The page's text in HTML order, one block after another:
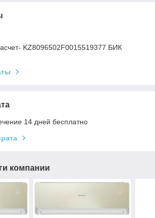
KZ8096502F0015519377 БИК
14 дней бесплатно
компании